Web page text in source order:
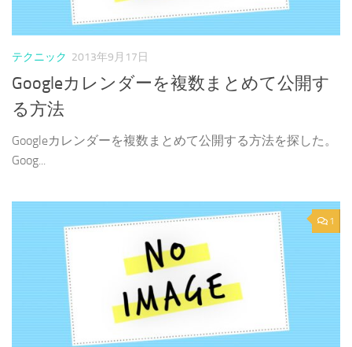
テクニック 2013年9月17日
Googleカレンダーを複数まとめて公開す
る方法
Googleカレンダーを複数まとめて公開する方法を探した。
Goog...
1